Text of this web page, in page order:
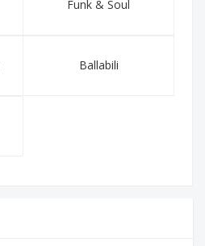
Funk & Soul
Ballabili